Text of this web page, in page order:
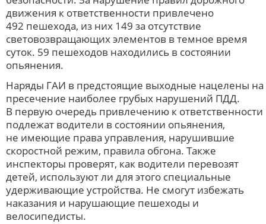
движения к ответственности привлечено
492 пешехода, из них 149 за отсутствие
световозвращающих элементов в темное время
суток. 59 пешеходов находились в состоянии
опьянения.
Наряды ГАИ в предстоящие выходные нацелены на
пресечение наиболее грубых нарушений ПДД.
В первую очередь привлечению к ответственности
подлежат водители в состоянии опьянения,
не имеющие права управления, нарушившие
скоростной режим, правила обгона. Также
инспекторы проверят, как водители перевозят
детей, используют ли для этого специальные
удерживающие устройства. Не смогут избежать
наказания и нарушающие пешеходы и
велосипедисты.